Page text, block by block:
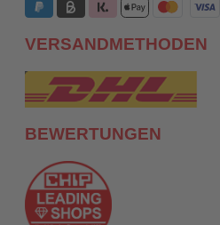
VERSANDMETHODEN
BEWERTUNGEN